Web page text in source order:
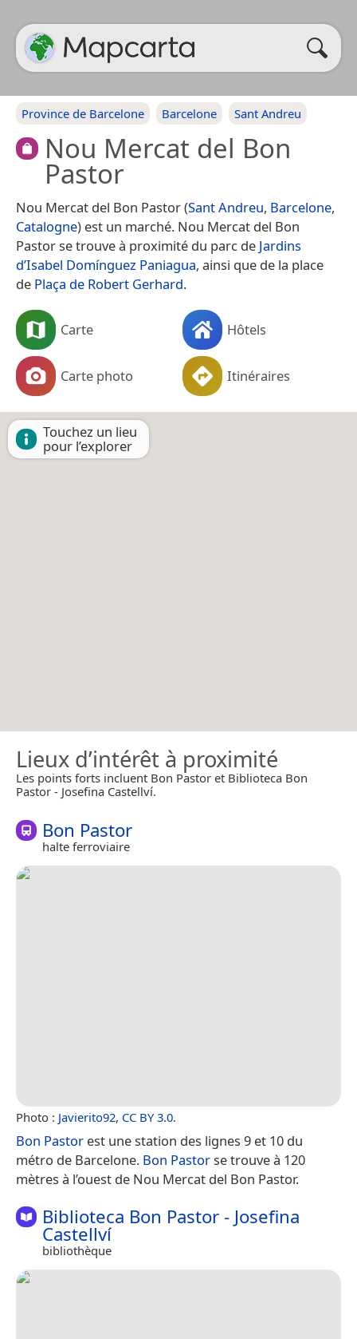
Province de Barcelone Barcelone Sant Andreu
Nou Mercat del Bon
Pastor
Nou Mercat del Bon Pastor (Sant Andreu, Barcelone,
Catalogne) est un marché. Nou Mercat del Bon
Pastor se trouve à proximité du parc de Jardins
d’Isabel Domínguez Paniagua, ainsi que de la place
de Plaça de Robert Gerhard.
Carte Hôtels
Carte photo Itinéraires
Touchez un lieu
pour l’explorer
Lieux d’intérêt à proximité
Les points forts incluent Bon Pastor et Biblioteca Bon
Pastor - Josefina Castellví.
Bon Pastor
halte ferroviaire
Photo : Javierito92, CC BY 3.0.
Bon Pastor est une station des lignes 9 et 10 du
métro de Barcelone. Bon Pastorse trouve à 120
mètres à l’ouest de Nou Mercat del Bon Pastor.
Biblioteca Bon Pastor - Josefina
Castellví
bibliothèque